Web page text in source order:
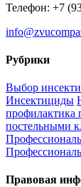
Телефон: +7
Рубрики
Выбор
Инсектициды
профилактика
постельными
Правовая